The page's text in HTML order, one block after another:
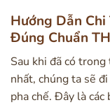
Hướng Dẫn Chi
Đúng Chuẩn
Sau khi đã có
nhất, chúng ta sẽ
pha chế. Đây là